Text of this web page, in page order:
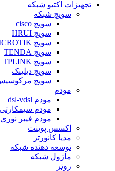
تجهیزات اکتیو شبکه
سویچ شبکه
سویچ cisco
سویچ HRUI
سویچ MICROTIK
سویچ TENDA
سویچ TPLINK
سویچ دیلینک
سویچ
مودم
مودم dsl-vdsl
مودم سیمکارتی
مودم فیبر نوری
اکسس پوینت
مدیا کانورتر
توسعه دهنده شبکه
ماژول شبکه
روتر